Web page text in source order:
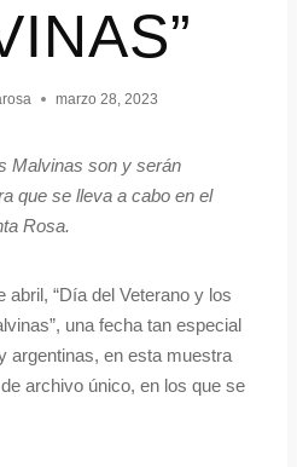
marzo 28, 2023
Malvinas son y serán
que se lleva a cabo en el
Rosa.
“Día del Veterano y los
una fecha tan especial
argentinas, en esta muestra
archivo único, en los que se